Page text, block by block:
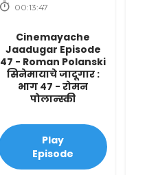
00:13:47
Cinemayache
Jaadugar Episode
47 - Roman Polanski
सिनेमायाचे जादूगार :
भाग ४७ - रोमन
पोलान्स्की
Play
Episode